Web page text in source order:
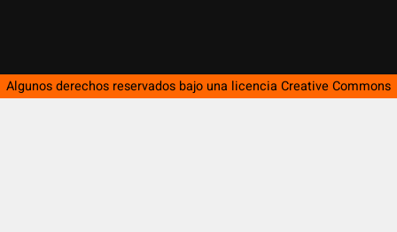
Algunos derechos reservados bajo una licencia Creative Commons